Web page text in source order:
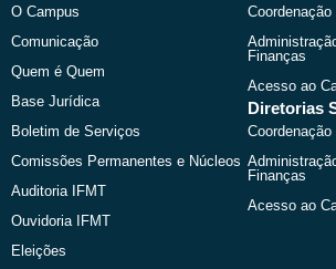
o
k
O Campus
Comunicação
Quem é Quem
Base Jurídica
Boletim de Serviços
Comissões Permanentes e Núcleos
Auditoria IFMT
Ouvidoria IFMT
Eleições
Finanças
Acesso ao
Diretorias
Finanças
Acesso ao